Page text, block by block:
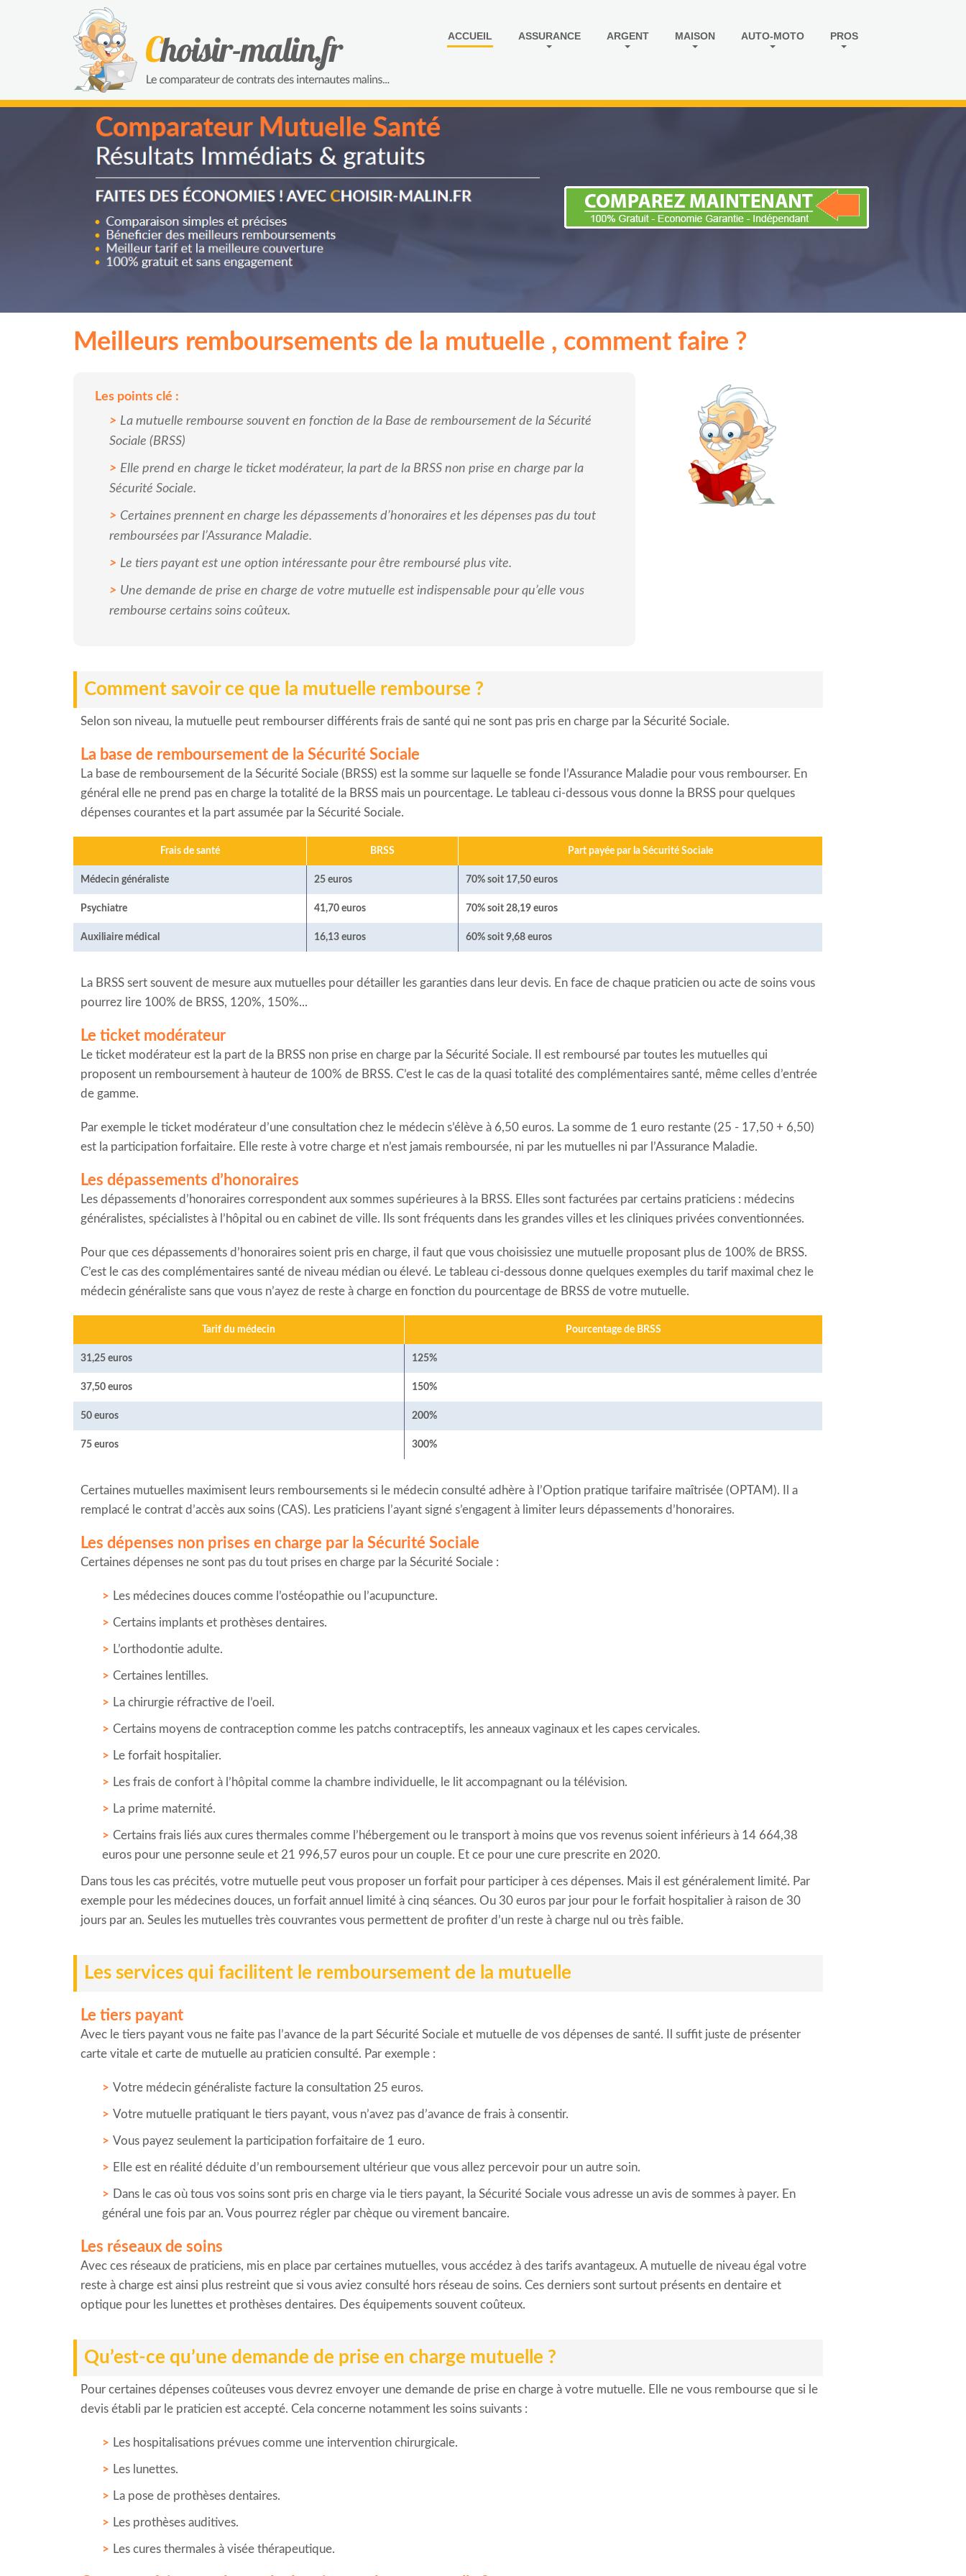
ACCUEIL ASSURANCE ARGENT MAISON AUTO-MOTO PROS
Meilleurs remboursements de la mutuelle , comment faire ?
Les points clé :
La mutuelle rembourse souvent en fonction de la Base de remboursement de la Sécurité
Sociale (BRSS)
Elle prend en charge le ticket modérateur, la part de la BRSS non prise en charge par la
Sécurité Sociale.
Certaines prennent en charge les dépassements d’honoraires et les dépenses pas du tout
remboursées par l’Assurance Maladie.
Le tiers payant est une option intéressante pour être remboursé plus vite.
Une demande de prise en charge de votre mutuelle est indispensable pour qu’elle vous
rembourse certains soins coûteux.
Comment savoir ce que la mutuelle rembourse ?
Selon son niveau, la mutuelle peut rembourser différents frais de santé qui ne sont pas pris en charge par la Sécurité Sociale.
La base de remboursement de la Sécurité Sociale
La base de remboursement de la Sécurité Sociale (BRSS) est la somme sur laquelle se fonde l’Assurance Maladie pour vous rembourser. En
général elle ne prend pas en charge la totalité de la BRSS mais un pourcentage. Le tableau ci-dessous vous donne la BRSS pour quelques
dépenses courantes et la part assumée par la Sécurité Sociale.
Frais de santé BRSS Part payée par la Sécurité Sociale
Médecin généraliste 25 euros 70% soit 17,50 euros
Psychiatre 41,70 euros 70% soit 28,19 euros
Auxiliaire médical 16,13 euros 60% soit 9,68 euros
La BRSS sert souvent de mesure aux mutuelles pour détailler les garanties dans leur devis. En face de chaque praticien ou acte de soins vous
pourrez lire 100% de BRSS, 120%, 150%...
Le ticket modérateur
Le ticket modérateur est la part de la BRSS non prise en charge par la Sécurité Sociale. Il est remboursé par toutes les mutuelles qui
proposent un remboursement à hauteur de 100% de BRSS. C’est le cas de la quasi totalité des complémentaires santé, même celles d’entrée
de gamme.
Par exemple le ticket modérateur d’une consultation chez le médecin s’élève à 6,50 euros. La somme de 1 euro restante (25 - 17,50 + 6,50)
est la participation forfaitaire. Elle reste à votre charge et n’est jamais remboursée, ni par les mutuelles ni par l’Assurance Maladie.
Les dépassements d’honoraires
Les dépassements d’honoraires correspondent aux sommes supérieures à la BRSS. Elles sont facturées par certains praticiens : médecins
généralistes, spécialistes à l’hôpital ou en cabinet de ville. Ils sont fréquents dans les grandes villes et les cliniques privées conventionnées.
Pour que ces dépassements d’honoraires soient pris en charge, il faut que vous choisissiez une mutuelle proposant plus de 100% de BRSS.
C’est le cas des complémentaires santé de niveau médian ou élevé. Le tableau ci-dessous donne quelques exemples du tarif maximal chez le
médecin généraliste sans que vous n’ayez de reste à charge en fonction du pourcentage de BRSS de votre mutuelle.
Tarif du médecin Pourcentage de BRSS
31,25 euros 125%
37,50 euros 150%
50 euros 200%
75 euros 300%
Certaines mutuelles maximisent leurs remboursements si le médecin consulté adhère à l’Option pratique tarifaire maîtrisée (OPTAM). Il a
remplacé le contrat d’accès aux soins (CAS). Les praticiens l’ayant signé s’engagent à limiter leurs dépassements d’honoraires.
Les dépenses non prises en charge par la Sécurité Sociale
Certaines dépenses ne sont pas du tout prises en charge par la Sécurité Sociale :
Les médecines douces comme l’ostéopathie ou l’acupuncture.
Certains implants et prothèses dentaires.
L’orthodontie adulte.
Certaines lentilles.
La chirurgie réfractive de l’oeil.
Certains moyens de contraception comme les patchs contraceptifs, les anneaux vaginaux et les capes cervicales.
Le forfait hospitalier.
Les frais de confort à l’hôpital comme la chambre individuelle, le lit accompagnant ou la télévision.
La prime maternité.
Certains frais liés aux cures thermales comme l’hébergement ou le transport à moins que vos revenus soient inférieurs à 14 664,38
euros pour une personne seule et 21 996,57 euros pour un couple. Et ce pour une cure prescrite en 2020.
Dans tous les cas précités, votre mutuelle peut vous proposer un forfait pour participer à ces dépenses. Mais il est généralement limité. Par
exemple pour les médecines douces, un forfait annuel limité à cinq séances. Ou 30 euros par jour pour le forfait hospitalier à raison de 30
jours par an. Seules les mutuelles très couvrantes vous permettent de profiter d’un reste à charge nul ou très faible.
Les services qui facilitent le remboursement de la mutuelle
Le tiers payant
Avec le tiers payant vous ne faite pas l’avance de la part Sécurité Sociale et mutuelle de vos dépenses de santé. Il suffit juste de présenter
carte vitale et carte de mutuelle au praticien consulté. Par exemple :
Votre médecin généraliste facture la consultation 25 euros.
Votre mutuelle pratiquant le tiers payant, vous n’avez pas d’avance de frais à consentir.
Vous payez seulement la participation forfaitaire de 1 euro.
Elle est en réalité déduite d’un remboursement ultérieur que vous allez percevoir pour un autre soin.
Dans le cas où tous vos soins sont pris en charge via le tiers payant, la Sécurité Sociale vous adresse un avis de sommes à payer. En
général une fois par an. Vous pourrez régler par chèque ou virement bancaire.
Les réseaux de soins
Avec ces réseaux de praticiens, mis en place par certaines mutuelles, vous accédez à des tarifs avantageux. A mutuelle de niveau égal votre
reste à charge est ainsi plus restreint que si vous aviez consulté hors réseau de soins. Ces derniers sont surtout présents en dentaire et
optique pour les lunettes et prothèses dentaires. Des équipements souvent coûteux.
Qu’est-ce qu’une demande de prise en charge mutuelle ?
Pour certaines dépenses coûteuses vous devrez envoyer une demande de prise en charge à votre mutuelle. Elle ne vous rembourse que si le
devis établi par le praticien est accepté. Cela concerne notamment les soins suivants :
Les hospitalisations prévues comme une intervention chirurgicale.
Les lunettes.
La pose de prothèses dentaires.
Les prothèses auditives.
Les cures thermales à visée thérapeutique.